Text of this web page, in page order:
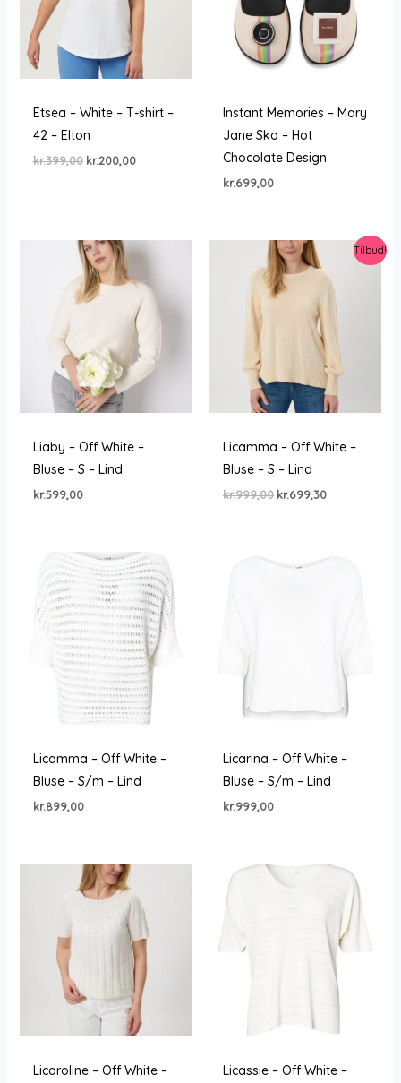
Etsea – White – T-shirt –
42 – Elton
kr.399,00 Den
kr.200,00Den
Instant Memories – Mary
Jane Sko – Hot
Chocolate Design
kr.699,00
Liaby – Off White –
Bluse – S – Lind
kr.599,00
Tilbud!
Licamma – Off White –
Bluse – S – Lind
kr.999,00 Den
kr.699,30Den
Licamma – Off White –
Bluse – S/m – Lind
kr.899,00
Licarina – Off White –
Bluse – S/m – Lind
kr.999,00
Licaroline – Off White –
Licassie – Off White –